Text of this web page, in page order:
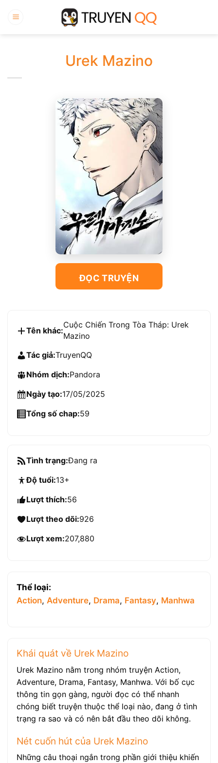
qua
Urek Mazino
ĐỌC TRUYỆN
Tên khác:
Cuộc Chiến Trong Tòa Tháp: Urek
Mazino
Tác giả:TruyenQQ
Nhóm dịch:Pandora
Ngày tạo:17/05/2025
Tổng số chap:59
Tình trạng:Đang ra
Độ tuổi:13+
Lượt thích:56
Lượt theo dõi:926
Lượt xem:207,880
Thể loại:
Action, Adventure, Drama, Fantasy, Manhwa
Khái quát về Urek Mazino
Urek Mazino nằm trong nhóm truyện Action,
Adventure, Drama, Fantasy, Manhwa. Với bố cục
thông tin gọn gàng, người đọc có thể nhanh
chóng biết truyện thuộc thể loại nào, đang ở tình
trạng ra sao và có nên bắt đầu theo dõi không.
Nét cuốn hút của Urek Mazino
Những câu thoại ngắn trong phần giới thiệu khiến